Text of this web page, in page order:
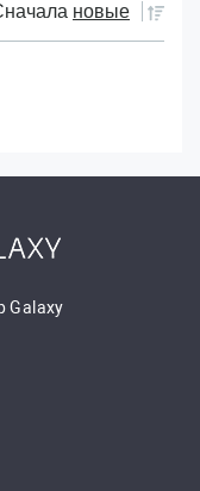
новые
Galaxy